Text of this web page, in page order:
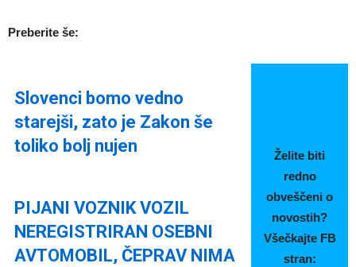
Preberite še:
Slovenci bomo vedno
starejši, zato je Zakon še
toliko bolj nujen
Želite biti
redno
obveščeni o
novostih?
Všečkajte FB
stran:
PIJANI VOZNIK VOZIL
NEREGISTRIRAN OSEBNI
AVTOMOBIL, ČEPRAV NIMA